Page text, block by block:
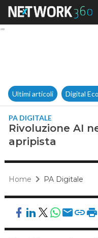
Ultimi articoli Digital
PA DIGITALE
Rivoluzione AI
apripista
Home PA Digitale